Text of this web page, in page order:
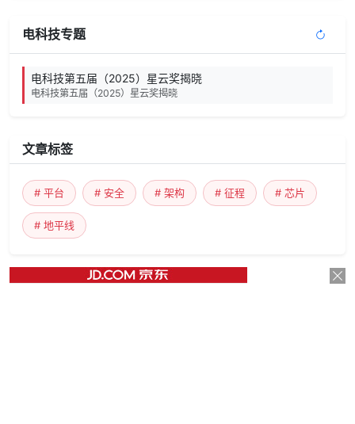
电科技专题
电科技第五届（2025）星云奖揭晓
电科技第五届（2025）星云奖揭晓
文章标签
# 平台 # 安全 # 架构 # 征程 # 芯片
# 地平线